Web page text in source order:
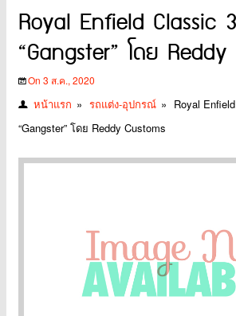
Royal Enfield Classic
“Gangster” โดย
On 3 ส.ค., 2020
หน้าแรก » รถแต่ง-อุปกรณ์ » Royal
“Gangster” โดย Reddy Customs